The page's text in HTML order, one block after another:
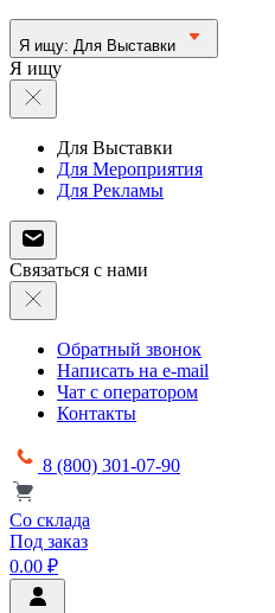
Я ищу: Для Выставки
Я ищу
Для Выставки
Для Мероприятия
Для Рекламы
Связаться с нами
Обратный звонок
Написать на e-mail
Чат с оператором
Контакты
8 (800) 301-07-90
Со склада
Под заказ
0.00 ₽